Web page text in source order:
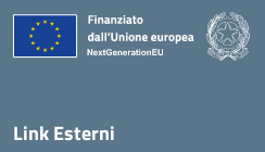
Link Esterni